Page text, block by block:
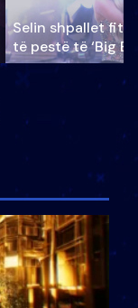
Selin shpallet
të pestë të ‘Big